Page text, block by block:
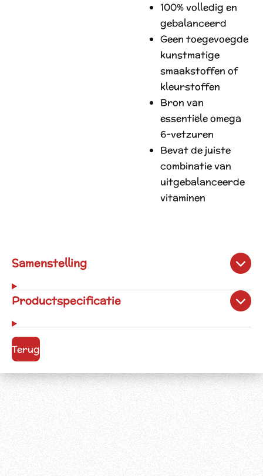
100% volledig en
gebalanceerd
Geen toegevoegde
kunstmatige
smaakstoffen of
kleurstoffen
Bron van
essentiële omega
6-vetzuren
Bevat de juiste
combinatie van
uitgebalanceerde
vitaminen
Samenstelling
Productspecificatie
Terug